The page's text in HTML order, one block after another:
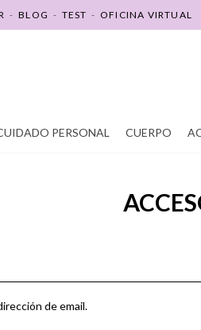
- BLOG - TEST - OFICINA VIRTUAL
PERSONAL CUERPO
de email.